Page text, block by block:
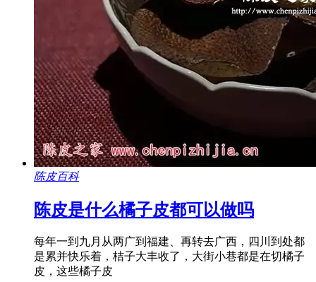
陈皮百科
陈皮是什么橘子皮都可以做吗
每年一到九月从两广到福建、再转去广西，四川到处都
是累并快乐着，桔子大丰收了，大街小巷都是在切橘子
皮，这些橘子皮